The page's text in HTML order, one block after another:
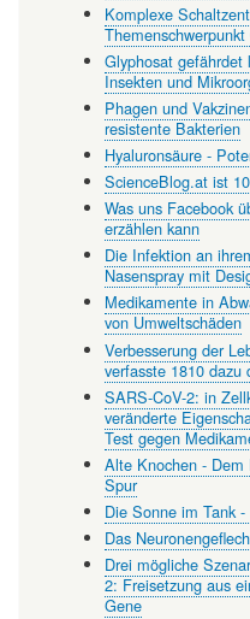
Komplexe
Glyphosat gefährdet
Insekten und
Phagen und
resistente Bakterien
Hyaluronsäure -
ScienceBlog.at ist
Was uns Facebook
erzählen kann
Die Infektion an
Nasenspray mit
Medikamente in
von Umweltschäden
Verbesserung der
verfasste 1810
SARS-CoV-2: in
veränderte
Test gegen
Alte Knochen - Dem
Spur
Die Sonne im Tank
Das
Drei mögliche
2: Freisetzung aus
Gene